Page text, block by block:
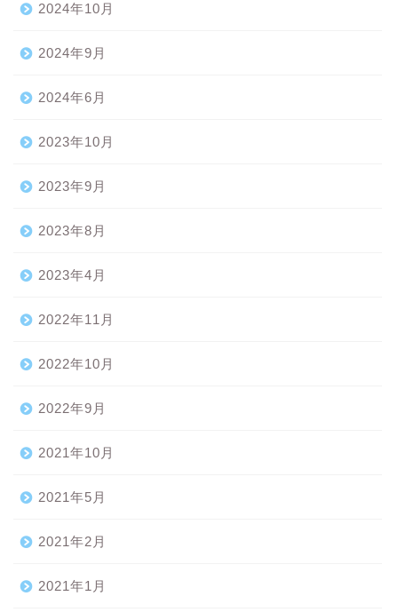
2024年10月
2024年9月
2024年6月
2023年10月
2023年9月
2023年8月
2023年4月
2022年11月
2022年10月
2022年9月
2021年10月
2021年5月
2021年2月
2021年1月